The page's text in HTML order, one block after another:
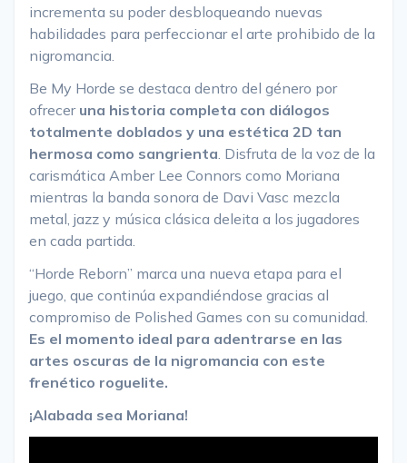
incrementa su poder desbloqueando nuevas
habilidades para perfeccionar el arte prohibido de la
nigromancia.
Be My Horde se destaca dentro del género por
ofrecer una historia completa con diálogos
totalmente doblados y una estética 2D tan
hermosa como sangrienta . Disfruta de la voz de la
carismática Amber Lee Connors como Moriana
mientras la banda sonora de Davi Vasc mezcla
metal, jazz y música clásica deleita a los jugadores
en cada partida.
“Horde Reborn” marca una nueva etapa para el
juego, que continúa expandiéndose gracias al
compromiso de Polished Games con su comunidad.
Es el momento ideal para adentrarse en las
artes oscuras de la nigromancia con este
frenético roguelite.
¡Alabada sea Moriana!